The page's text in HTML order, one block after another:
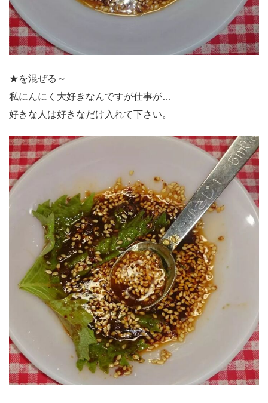
★を混ぜる～
私にんにく大好きなんですが仕事が…
好きな人は好きなだけ入れて下さい。